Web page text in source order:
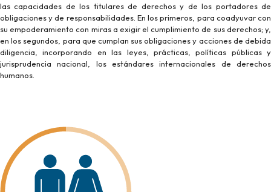
las capacidades de los titulares de derechos y de los portadores de
obligaciones y de responsabilidades. En los primeros, para coadyuvar con
su empoderamiento con miras a exigir el cumplimiento de sus derechos; y,
en los segundos, para que cumplan sus obligaciones y acciones de debida
diligencia, incorporando en las leyes, prácticas, políticas públicas y
jurisprudencia nacional, los estándares internacionales de derechos
humanos.